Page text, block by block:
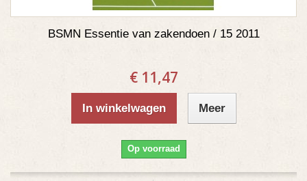
BSMN Essentie van zakendoen / 15 2011
€ 11,47
In winkelwagen Meer
Op voorraad